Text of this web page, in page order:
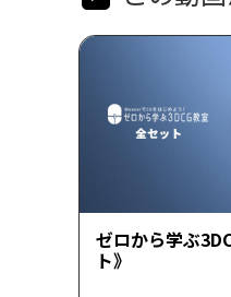
ゼロから学ぶ
ト》